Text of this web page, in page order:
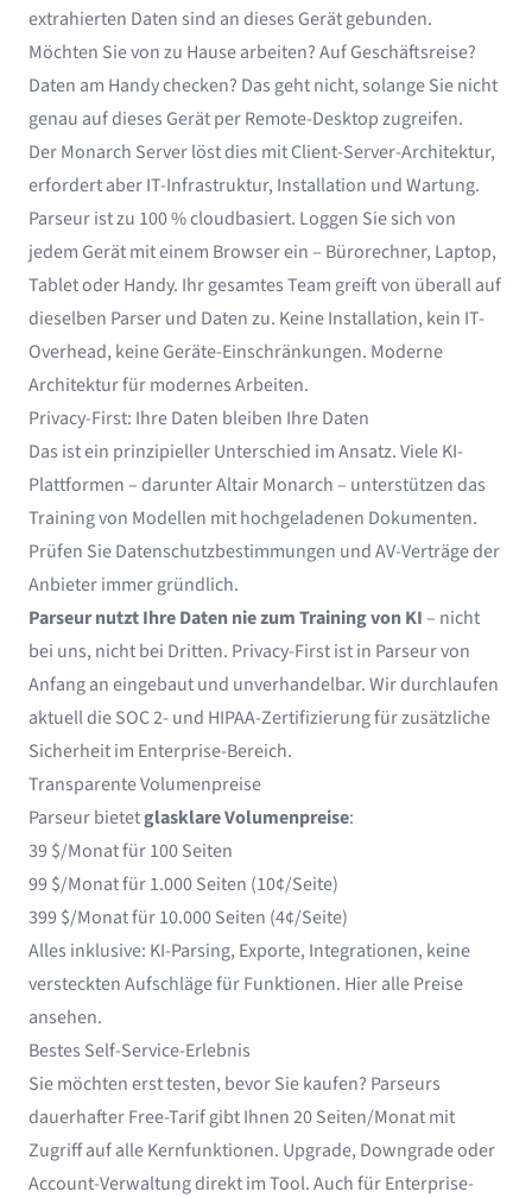
extrahierten Daten sind an dieses Gerät gebunden.
Möchten Sie von zu Hause arbeiten? Auf Geschäftsreise?
Daten am Handy checken? Das geht nicht, solange Sie nicht
genau auf dieses Gerät per Remote-Desktop zugreifen.
Der Monarch Server löst dies mit Client-Server-Architektur,
erfordert aber IT-Infrastruktur, Installation und Wartung.
Parseur ist zu 100 % cloudbasiert. Loggen Sie sich von
jedem Gerät mit einem Browser ein – Bürorechner, Laptop,
Tablet oder Handy. Ihr gesamtes Team greift von überall auf
dieselben Parser und Daten zu. Keine Installation, kein IT-
Overhead, keine Geräte-Einschränkungen. Moderne
Architektur für modernes Arbeiten.
Privacy-First: Ihre Daten bleiben Ihre Daten
Das ist ein prinzipieller Unterschied im Ansatz. Viele KI-
Plattformen – darunter Altair Monarch – unterstützen das
Training von Modellen mit hochgeladenen Dokumenten.
Prüfen Sie Datenschutzbestimmungen und AV-Verträge der
Anbieter immer gründlich.
Parseur nutzt Ihre Daten nie zum Training von KI– nicht
bei uns, nicht bei Dritten. Privacy-First ist in Parseur von
Anfang an eingebaut und unverhandelbar. Wir durchlaufen
aktuell die SOC 2- und HIPAA-Zertifizierung für zusätzliche
Sicherheit im Enterprise-Bereich.
Transparente Volumenpreise
Parseur bietetglasklare Volumenpreise:
39 $/Monat für 100 Seiten
99 $/Monat für 1.000 Seiten (10¢/Seite)
399 $/Monat für 10.000 Seiten (4¢/Seite)
Alles inklusive: KI-Parsing, Exporte, Integrationen, keine
versteckten Aufschläge für Funktionen. Hier alle Preise
ansehen.
Bestes Self-Service-Erlebnis
Sie möchten erst testen, bevor Sie kaufen? Parseurs
dauerhafter Free-Tarif gibt Ihnen 20 Seiten/Monat mit
Zugriff auf alle Kernfunktionen. Upgrade, Downgrade oder
Account-Verwaltung direkt im Tool. Auch für Enterprise-